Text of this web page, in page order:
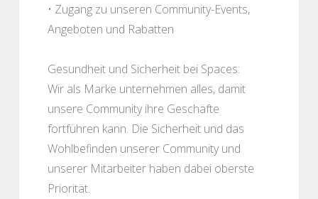
• Zugang zu unseren Community-Events,
Angeboten und Rabatten
Gesundheit und Sicherheit bei Spaces:
Wir als Marke unternehmen alles, damit
unsere Community ihre Geschäfte
fortführen kann. Die Sicherheit und das
Wohlbefinden unserer Community und
unserer Mitarbeiter haben dabei oberste
Priorität.